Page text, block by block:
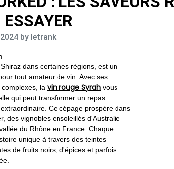
by letrank
dans certaines régions, est un
tout amateur de vin. Avec ses
la vin rouge Syrah vous
qui peut transformer un repas
Ce cépage prospère dans
des vignobles ensoleillés d'Australie
du Rhône en France. Chaque
unique à travers des teintes
de fruits noirs, d'épices et parfois